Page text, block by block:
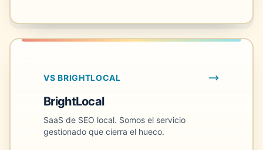
VS BRIGHTLOCAL
BrightLocal
SaaS de SEO local. Somos el servicio
gestionado que cierra el hueco.